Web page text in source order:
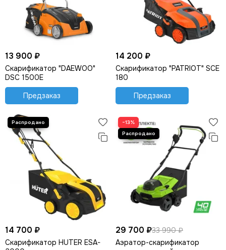
13 900 ₽
Скарификатор "DAEWOO"
DSC 1500E
Предзаказ
14 200 ₽
Скарификатор "PATRIOT" SCE
180
Предзаказ
14 700 ₽
Скарификатор HUTER ESA-
−13%
29 700 ₽33 990 ₽
Аэратор-скарификатор